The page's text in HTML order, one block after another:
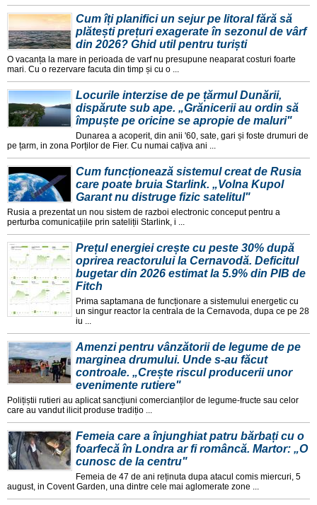
Cum îți planifici un sejur pe litoral fără să
plătești prețuri exagerate în sezonul de vârf
din 2026? Ghid util pentru turiști
O vacanța la mare in perioada de varf nu presupune neaparat costuri foarte
mari. Cu o rezervare facuta din timp și cu o ...
Locurile interzise de pe țărmul Dunării,
dispărute sub ape. „Grănicerii au ordin să
împuște pe oricine se apropie de maluri"
Dunarea a acoperit, din anii '60, sate, gari și foste drumuri de
pe țarm, in zona Porților de Fier. Cu numai cațiva ani ...
Cum funcționează sistemul creat de Rusia
care poate bruia Starlink. „Volna Kupol
Garant nu distruge fizic satelitul"
Rusia a prezentat un nou sistem de razboi electronic conceput pentru a
perturba comunicațiile prin sateliții Starlink, i ...
Prețul energiei crește cu peste 30% după
oprirea reactorului la Cernavodă. Deficitul
bugetar din 2026 estimat la 5.9% din PIB de
Fitch
Prima saptamana de funcționare a sistemului energetic cu
un singur reactor la centrala de la Cernavoda, dupa ce pe 28
iu ...
Amenzi pentru vânzătorii de legume de pe
marginea drumului. Unde s-au făcut
controale. „Crește riscul producerii unor
evenimente rutiere"
Polițiștii rutieri au aplicat sancțiuni comercianților de legume-fructe sau celor
care au vandut ilicit produse tradițio ...
Femeia care a înjunghiat patru bărbați cu o
foarfecă în Londra ar fi româncă. Martor: „O
cunosc de la centru"
Femeia de 47 de ani reținuta dupa atacul comis miercuri, 5
august, in Covent Garden, una dintre cele mai aglomerate zone ...